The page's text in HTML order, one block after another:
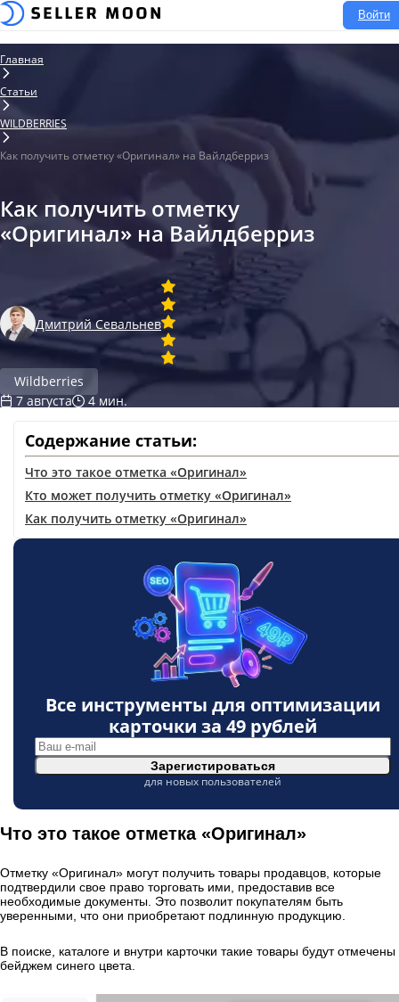
Войти
Главная
Статьи
WILDBERRIES
Как получить отметку «Оригинал» на Вайлдберриз
Как получить отметку
«Оригинал» на Вайлдберриз
Дмитрий Севальнев
Wildberries
7 августа
4 мин.
Что это такое отметка «Оригинал»
Отметку «Оригинал» могут получить товары продавцов, которые
подтвердили свое право торговать ими, предоставив все
необходимые документы. Это позволит покупателям быть
уверенными, что они приобретают подлинную продукцию.
В поиске, каталоге и внутри карточки такие товары будут отмечены
бейджем синего цвета.
Содержание статьи:
Что это такое отметка «Оригинал»
Кто может получить отметку «Оригинал»
Как получить отметку «Оригинал»
Все инструменты для оптимизации
карточки за 49 рублей
Зарегистироваться
для новых пользователей